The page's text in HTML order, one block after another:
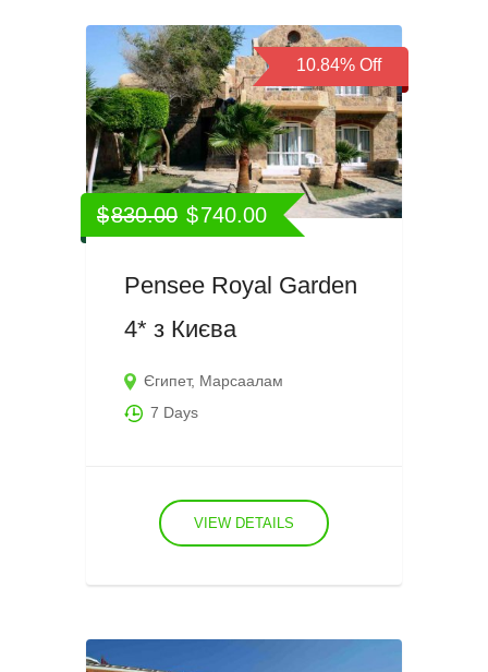
10.84% Off
$830.00 $740.00
Pensee Royal Garden
4* з Києва
Єгипет, Марсаалам
7 Days
VIEW DETAILS